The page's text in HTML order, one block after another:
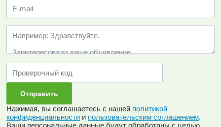
Нажимая, вы соглашаетесь с нашей политикой
конфиденциальности и пользовательским соглашением.
Ваши персональные данные будут обработаны с целью